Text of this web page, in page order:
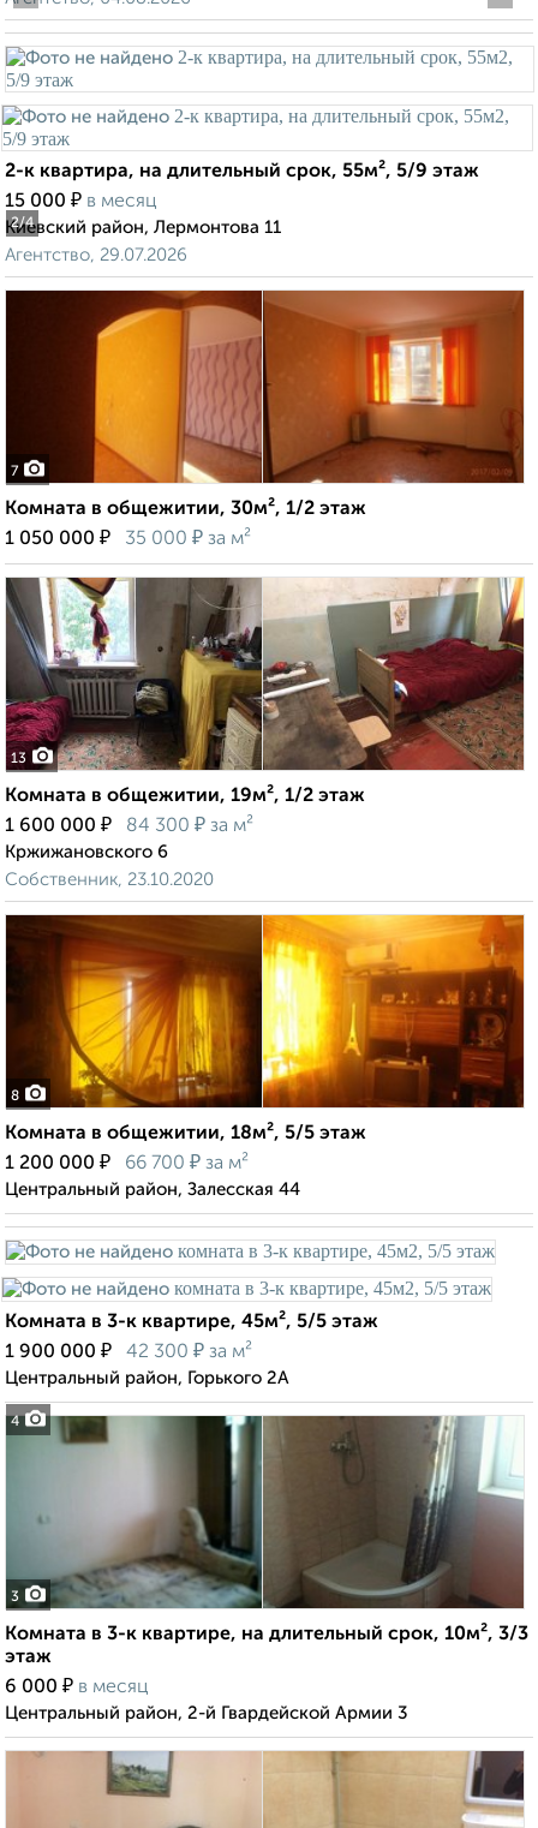
2/4
2-к квартира, на длительный срок, 55м², 5/9 этаж
15 000 ₽ в месяц
Киевский район, Лермонтова 11
Агентство, 29.07.2026
7
Комната в общежитии, 30м², 1/2 этаж
1 050 000 ₽ 35 000 ₽ за м²
13
Комната в общежитии, 19м², 1/2 этаж
1 600 000 ₽ 84 300 ₽ за м²
Кржижановского 6
Собственник, 23.10.2020
8
Комната в общежитии, 18м², 5/5 этаж
1 200 000 ₽ 66 700 ₽ за м²
Центральный район, Залесская 44
4
Комната в 3-к квартире, 45м², 5/5 этаж
1 900 000 ₽ 42 300 ₽ за м²
Центральный район, Горького 2А
3
Комната в 3-к квартире, на длительный срок, 10м², 3/3
этаж
6 000 ₽ в месяц
Центральный район, 2-й Гвардейской Армии 3